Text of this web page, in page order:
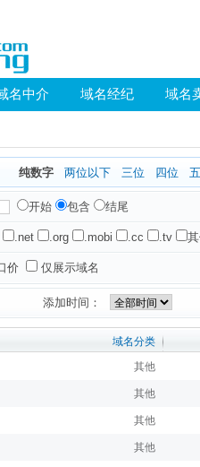
名中介 域名经纪 域名
纯数字 两位以下 三位 四位
开始 包含 结尾
.net .org .mobi .cc .tv
价 仅展示域名
添加时间：
域名分类
其他
其他
其他
其他